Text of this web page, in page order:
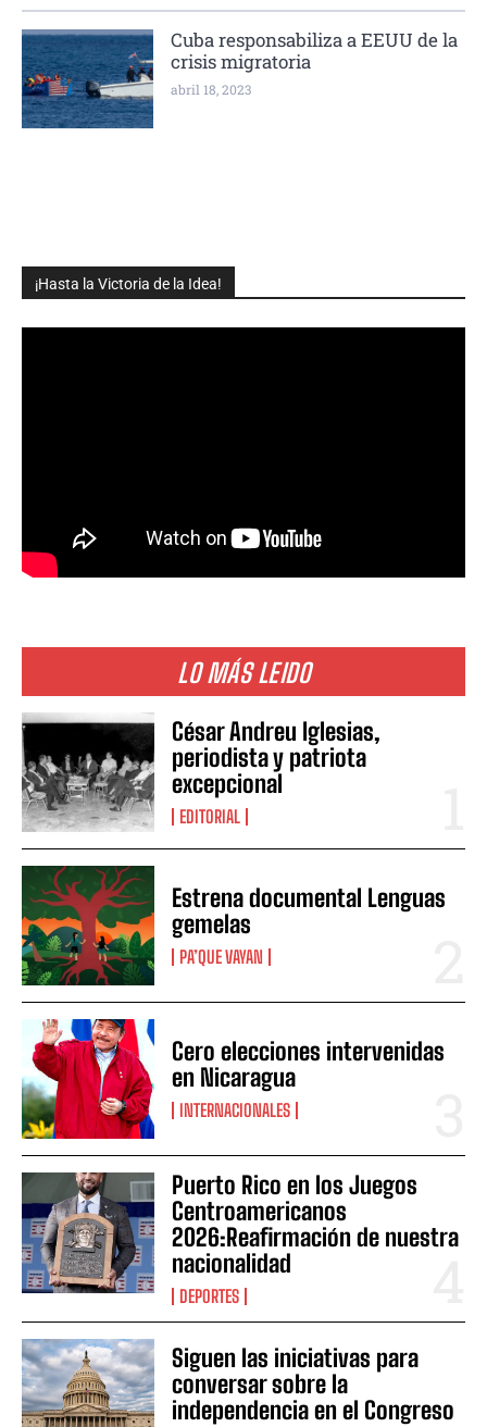
¡Hasta la Victoria de la Idea!
LO MÁS LEIDO
César Andreu Iglesias,
periodista y patriota
excepcional
EDITORIAL
Estrena documental Lenguas
gemelas
PA’QUE VAYAN
Cero elecciones intervenidas
en Nicaragua
INTERNACIONALES
Puerto Rico en los Juegos
Centroamericanos
2026:Reafirmación de nuestra
nacionalidad
DEPORTES
Siguen las iniciativas para
conversar sobre la
independencia en el Congreso
Cuba responsabiliza a EEUU de la
crisis migratoria
abril 18, 2023